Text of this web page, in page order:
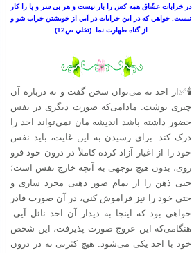
در خرابات عشّاق همه كس را بار نيست و هر بي سر و پا را كار
نيست. خواهي كه در اين خرابات در آيي از خويشتن خراب شو و
از گناه طهارت نما.
(تخلي ص12)
🕯✅از احد نه می‌توان سخن گفت و نه درباره آن
چیزی نوشت. مادامی‌که صورت دیگری در نفس
حضور داشته باشد اندیشه‌ مان نمی‌تواند احد را
درک کند. برای رسیدن به این غایت، باید نفس
خود را از اغیار آزاد کرده کاملاً در درون خود فرو
روی، بدون هیچ توجهی به آنچه خارج نفس است؛
حتى ذهن را از تمام صور ذهنی مجرد سازی و
حتی خود را نیز فراموش کنی، در آن صورت قادر
خواهی بود که اینجا به دیدار آن احد نائل آیی.
هنگامی‌که این عروج صورت پذیرفت، این شخص
خود با احد یکی می‌شود. هیچ کثرتی نه در درون